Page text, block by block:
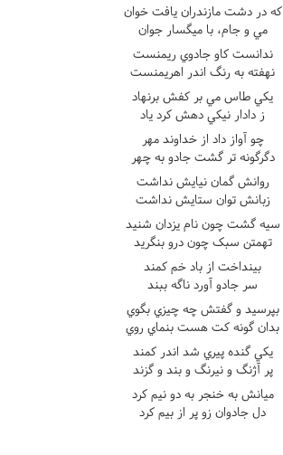
که در دشت مازندران يافت خوان
مي و جام، با ميگسار جوان
ندانست کاو جادوي ريمنست
نهفته به رنگ اندر اهريمنست
يکي طاس مي بر کفش برنهاد
ز دادار نيکي دهش کرد ياد
چو آواز داد از خداوند مهر
دگرگونه تر گشت جادو به چهر
روانش گمان نيايش نداشت
زبانش توان ستايش نداشت
سيه گشت چون نام يزدان شنيد
تهمتن سبک چون درو بنگريد
بينداخت از باد خم کمند
سر جادو آورد ناگه ببند
بپرسيد و گفتش چه چيزي بگوي
بدان گونه کت هست بنماي روي
يکي گنده پيري شد اندر کمند
پر آژنگ و نيرنگ و بند و گزند
ميانش به خنجر به دو نيم کرد
دل جادوان زو پر از بيم کرد